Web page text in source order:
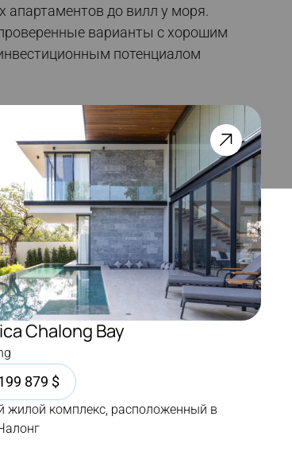
до вилл у моря.
варианты с хорошим
потенциалом
Chalong Bay
879 $
жилой комплекс, расположенный в